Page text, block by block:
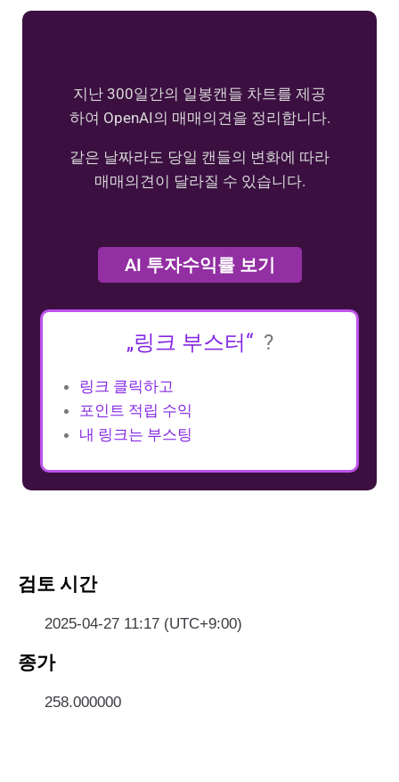
지난 300일간의 일봉캔들 차트를 제공
하여 OpenAI의 매매의견을 정리합니다.
같은 날짜라도 당일 캔들의 변화에 따라
매매의견이 달라질 수 있습니다.
AI 투자수익률 보기
„링크 부스터“ ?
링크 클릭하고
포인트 적립 수익
내 링크는 부스팅
검토 시간
2025-04-27 11:17 (UTC+9:00)
종가
258.000000